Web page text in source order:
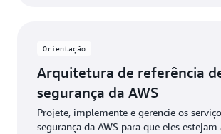
Orientação
Arquitetura de referência
segurança da AWS
Projete, implemente e gerencie os
segurança da AWS para que eles